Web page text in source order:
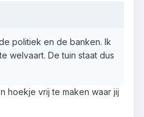
politiek en de banken. Ik
welvaart. De tuin staat dus
hoekje vrij te maken waar jij